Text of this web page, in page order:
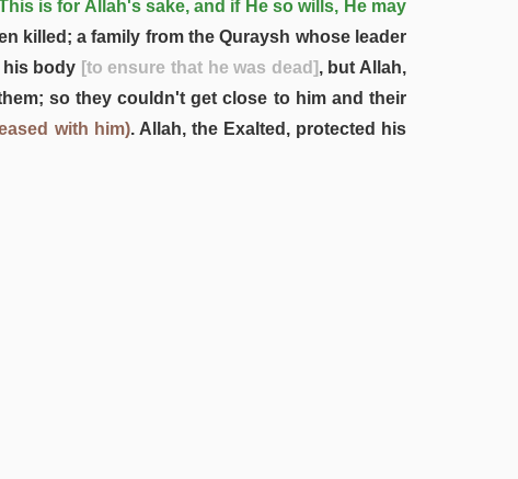
is for Allah's sake, and if He so wills, He may
killed; a family from the Quraysh whose leader
his body [to ensure that he was dead], but Allah,
so they couldn't get close to him and their
with him). Allah, the Exalted, protected his